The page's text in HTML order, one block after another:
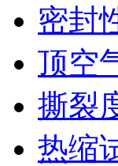
密封
顶空
撕裂
热缩